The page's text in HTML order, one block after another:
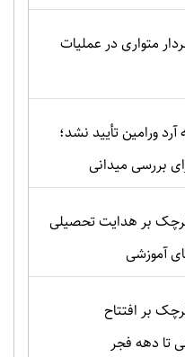
متواری در عملیات
ورامین تأیید نشد؛
بررسی میدانی
قرچک بر هدایت تحصیلی
آموزشی
بر افتتاح
تا دهه فجر